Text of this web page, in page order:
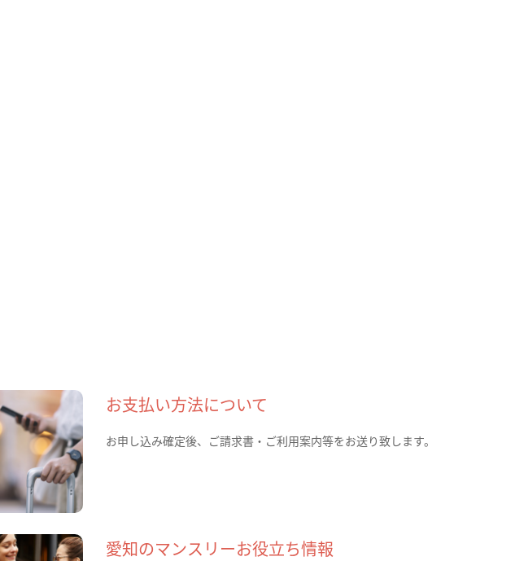
お支払い方法について
お申し込み確定後、ご請求書・ご利用案内等をお送り致します。
愛知のマンスリーお役立ち情報